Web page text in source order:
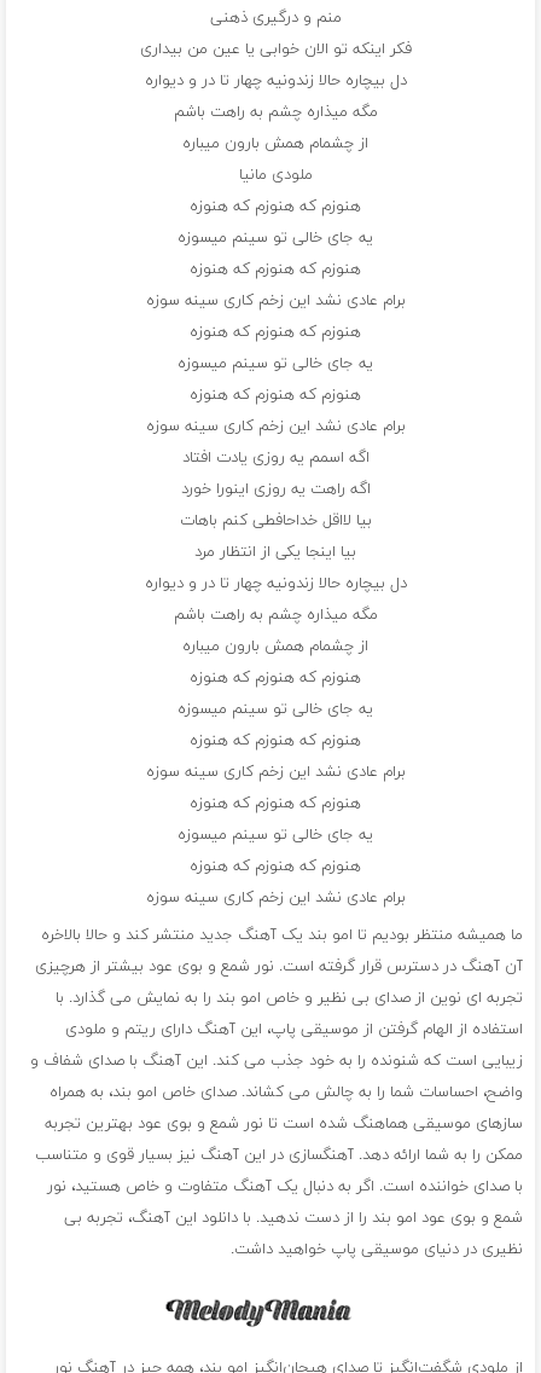
منم و درگیری ذهنی
فکر اینکه تو الان خوابی یا عین من بیداری
دل بیچاره حالا زندونیه چهار تا در و دیواره
مگه میذاره چشم به راهت باشم
از چشمام همش بارون میباره
ملودی مانیا
هنوزم که هنوزم که هنوزه
یه جای خالی تو سینم میسوزه
هنوزم که هنوزم که هنوزه
برام عادی نشد این زخم کاری سینه سوزه
هنوزم که هنوزم که هنوزه
یه جای خالی تو سینم میسوزه
هنوزم که هنوزم که هنوزه
برام عادی نشد این زخم کاری سینه سوزه
اگه اسمم یه روزی یادت افتاد
اگه راهت یه روزی اینورا خورد
بیا لااقل خداحافطی کنم باهات
بیا اینجا یکی از انتظار مرد
دل بیچاره حالا زندونیه چهار تا در و دیواره
مگه میذاره چشم به راهت باشم
از چشمام همش بارون میباره
هنوزم که هنوزم که هنوزه
یه جای خالی تو سینم میسوزه
هنوزم که هنوزم که هنوزه
برام عادی نشد این زخم کاری سینه سوزه
هنوزم که هنوزم که هنوزه
یه جای خالی تو سینم میسوزه
هنوزم که هنوزم که هنوزه
برام عادی نشد این زخم کاری سینه سوزه
ما همیشه منتظر بودیم تا امو بند یک آهنگ جدید منتشر کند و حالا بالاخره
آن آهنگ در دسترس قرار گرفته است. نور شمع و بوی عود بیشتر از هرچیزی
تجربه ای نوین از صدای بی نظیر و خاص امو بند را به نمایش می گذارد. با
استفاده از الهام گرفتن از موسیقی پاپ، این آهنگ دارای ریتم و ملودی
زیبایی است که شنونده را به خود جذب می کند. این آهنگ با صدای شفاف و
واضح، احساسات شما را به چالش می کشاند. صدای خاص امو بند، به همراه
سازهای موسیقی هماهنگ شده است تا نور شمع و بوی عود بهترین تجربه
ممکن را به شما ارائه دهد. آهنگسازی در این آهنگ نیز بسیار قوی و متناسب
با صدای خواننده است. اگر به دنبال یک آهنگ متفاوت و خاص هستید، نور
شمع و بوی عود امو بند را از دست ندهید. با دانلود این آهنگ، تجربه بی
نظیری در دنیای موسیقی پاپ خواهید داشت.
از ملودی شگفت‌انگیز تا صدای هیجان‌انگیز امو بند، همه چیز در آهنگ نور